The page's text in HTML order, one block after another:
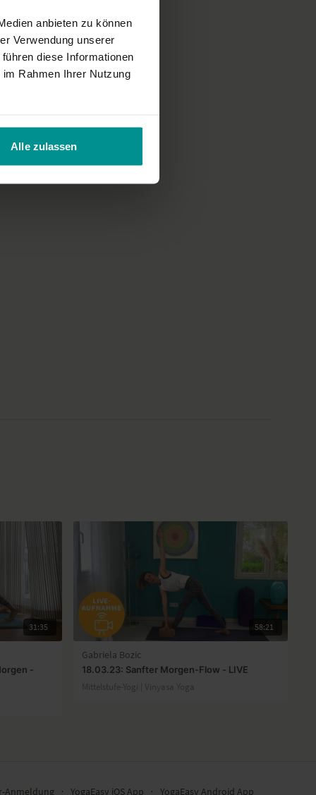
anbieten zu können
Verwendung unserer
diese Informationen
Rahmen Ihrer Nutzung
Alle zulassen
von Daniel Odier es stammt?).
31:35
-
58:21
Gabriela Bozic
18.03.23: Sanfter Morgen-Flow - LIVE
Mittelstufe-Yogi | Vinyasa Yoga
Anmeldung ∙ YogaEasy iOS App ∙ YogaEasy Android App